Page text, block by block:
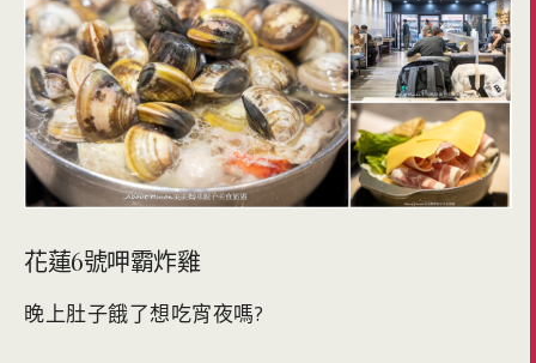
花蓮6號呷霸炸雞
晚上肚子餓了想吃宵夜嗎?